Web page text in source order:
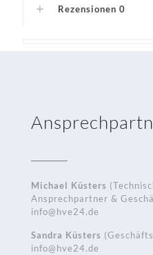
Rezensionen 0
Michael Küsters
Ansprechpartner &
info@hve24.de
Sandra Küsters
info@hve24.de